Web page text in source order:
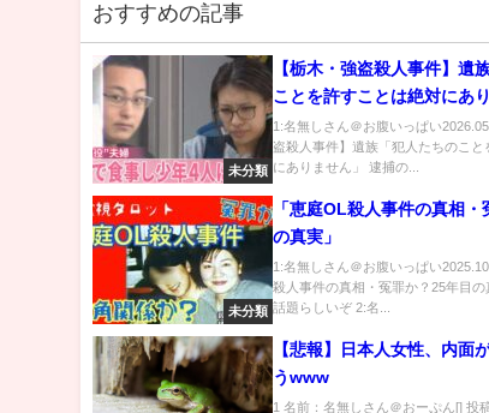
おすすめの記事
未分類
【栃木・強盗殺人事件】遺
ことを許すことは絶対にあ
の夫婦、サービスエリアで
年らに“指示”か
1:名無しさん＠お腹いっぱい
盗殺人事件】遺族「犯人たちのこと
にありません」 逮捕の...
未分類
「恵庭OL殺人事件の真相・
の真実」
1:名無しさん＠お腹いっぱい
殺人事件の真相・冤罪か？25年目
話題らしいぞ 2:名...
【悲報】日本人女性、内面
うwww
1 名前：名無しさん＠おーぷん[] 投